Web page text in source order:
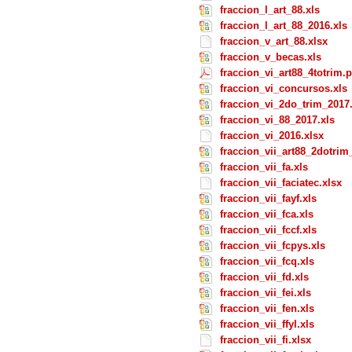
fraccion_l_art_88.xls
fraccion_l_art_88_2016.xls
fraccion_v_art_88.xlsx
fraccion_v_becas.xls
fraccion_vi_concursos.xls
fraccion_vi_88_2017.xls
fraccion_vi_2016.xlsx
fraccion_vii_fa.xls
fraccion_vii_faciatec.xlsx
fraccion_vii_fayf.xls
fraccion_vii_fca.xls
fraccion_vii_fccf.xls
fraccion_vii_fcpys.xls
fraccion_vii_fcq.xls
fraccion_vii_fd.xls
fraccion_vii_fei.xls
fraccion_vii_fen.xls
fraccion_vii_ffyl.xls
fraccion_vii_fi.xlsx